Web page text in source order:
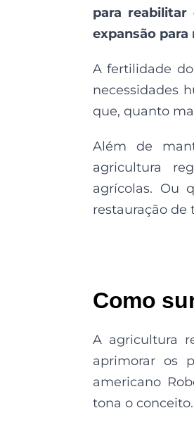
para
expansão para
A fertilidade
necessidades
que, quanto
Além de
agricultura
agrícolas. Ou
restauração de
Como
A agricultura
aprimorar os
americano
tona o conceito.